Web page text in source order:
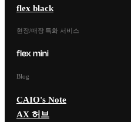
flex black
현장/매장 특화 서비스
Blog
CAIO's Note
AX 허브